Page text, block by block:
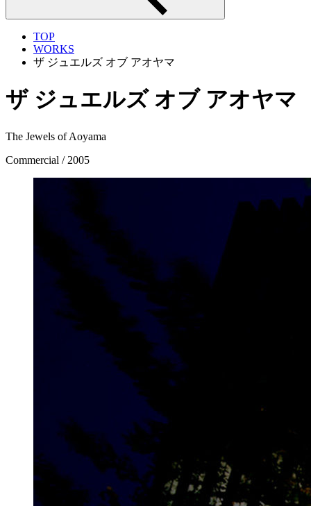
TOP
WORKS
ザ ジュエルズ オブ アオヤマ
ザ ジュエルズ オブ アオヤマ
The Jewels of Aoyama
Commercial / 2005